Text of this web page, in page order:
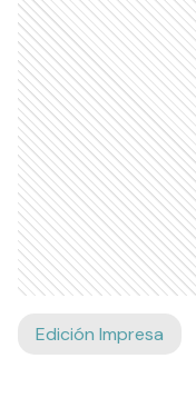
Edición Impresa